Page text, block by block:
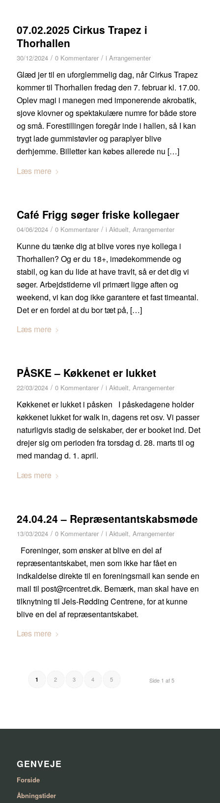
07.02.2025 Cirkus Trapez i
Thorhallen
30/12/2024 / 0 Kommentarer / i Arrangementer
Glæd jer til en uforglemmelig dag, når Cirkus Trapez
kommer til Thorhallen fredag den 7. februar kl. 17.00.
Oplev magi i manegen med imponerende akrobatik,
sjove klovner og spektakulære numre for både store
og små. Forestillingen foregår inde i hallen, så I kan
trygt lade gummistøvler og paraplyer blive
derhjemme. Billetter kan købes allerede nu […]
Læs mere
Café Frigg søger friske kollegaer
04/06/2024 / 0 Kommentarer / i Aktuelt, Arrangementer
Kunne du tænke dig at blive vores nye kollega i
Thorhallen? Og er du 18+, imødekommende og
stabil, og kan du lide at have travlt, så er det dig vi
søger. Arbejdstiderne vil primært ligge aften og
weekend, vi kan dog ikke garantere et fast timeantal.
Det er en fordel at du bor tæt på, […]
Læs mere
PÅSKE – Køkkenet er lukket
22/03/2024 / 0 Kommentarer / i Aktuelt, Arrangementer
Køkkenet er lukket i påsken I påskedagene holder
køkkenet lukket for walk in, dagens ret osv. Vi passer
naturligvis stadig de selskaber, der er booket ind. Det
drejer sig om perioden fra torsdag d. 28. marts til og
med mandag d. 1. april.
Læs mere
24.04.24 – Repræsentantskabsmøde
13/03/2024 / 0 Kommentarer / i Aktuelt, Arrangementer
Foreninger, som ønsker at blive en del af
repræsentantskabet, men som ikke har fået en
indkaldelse direkte til en foreningsmail kan sende en
mail til post@rcentret.dk. Bemærk, man skal have en
tilknytning til Jels-Rødding Centrene, for at kunne
blive en del af repræsentantskabet.
Læs mere
Side 1 af 5
1 2 3 4 5
GENVEJE
Forside
Åbningstider